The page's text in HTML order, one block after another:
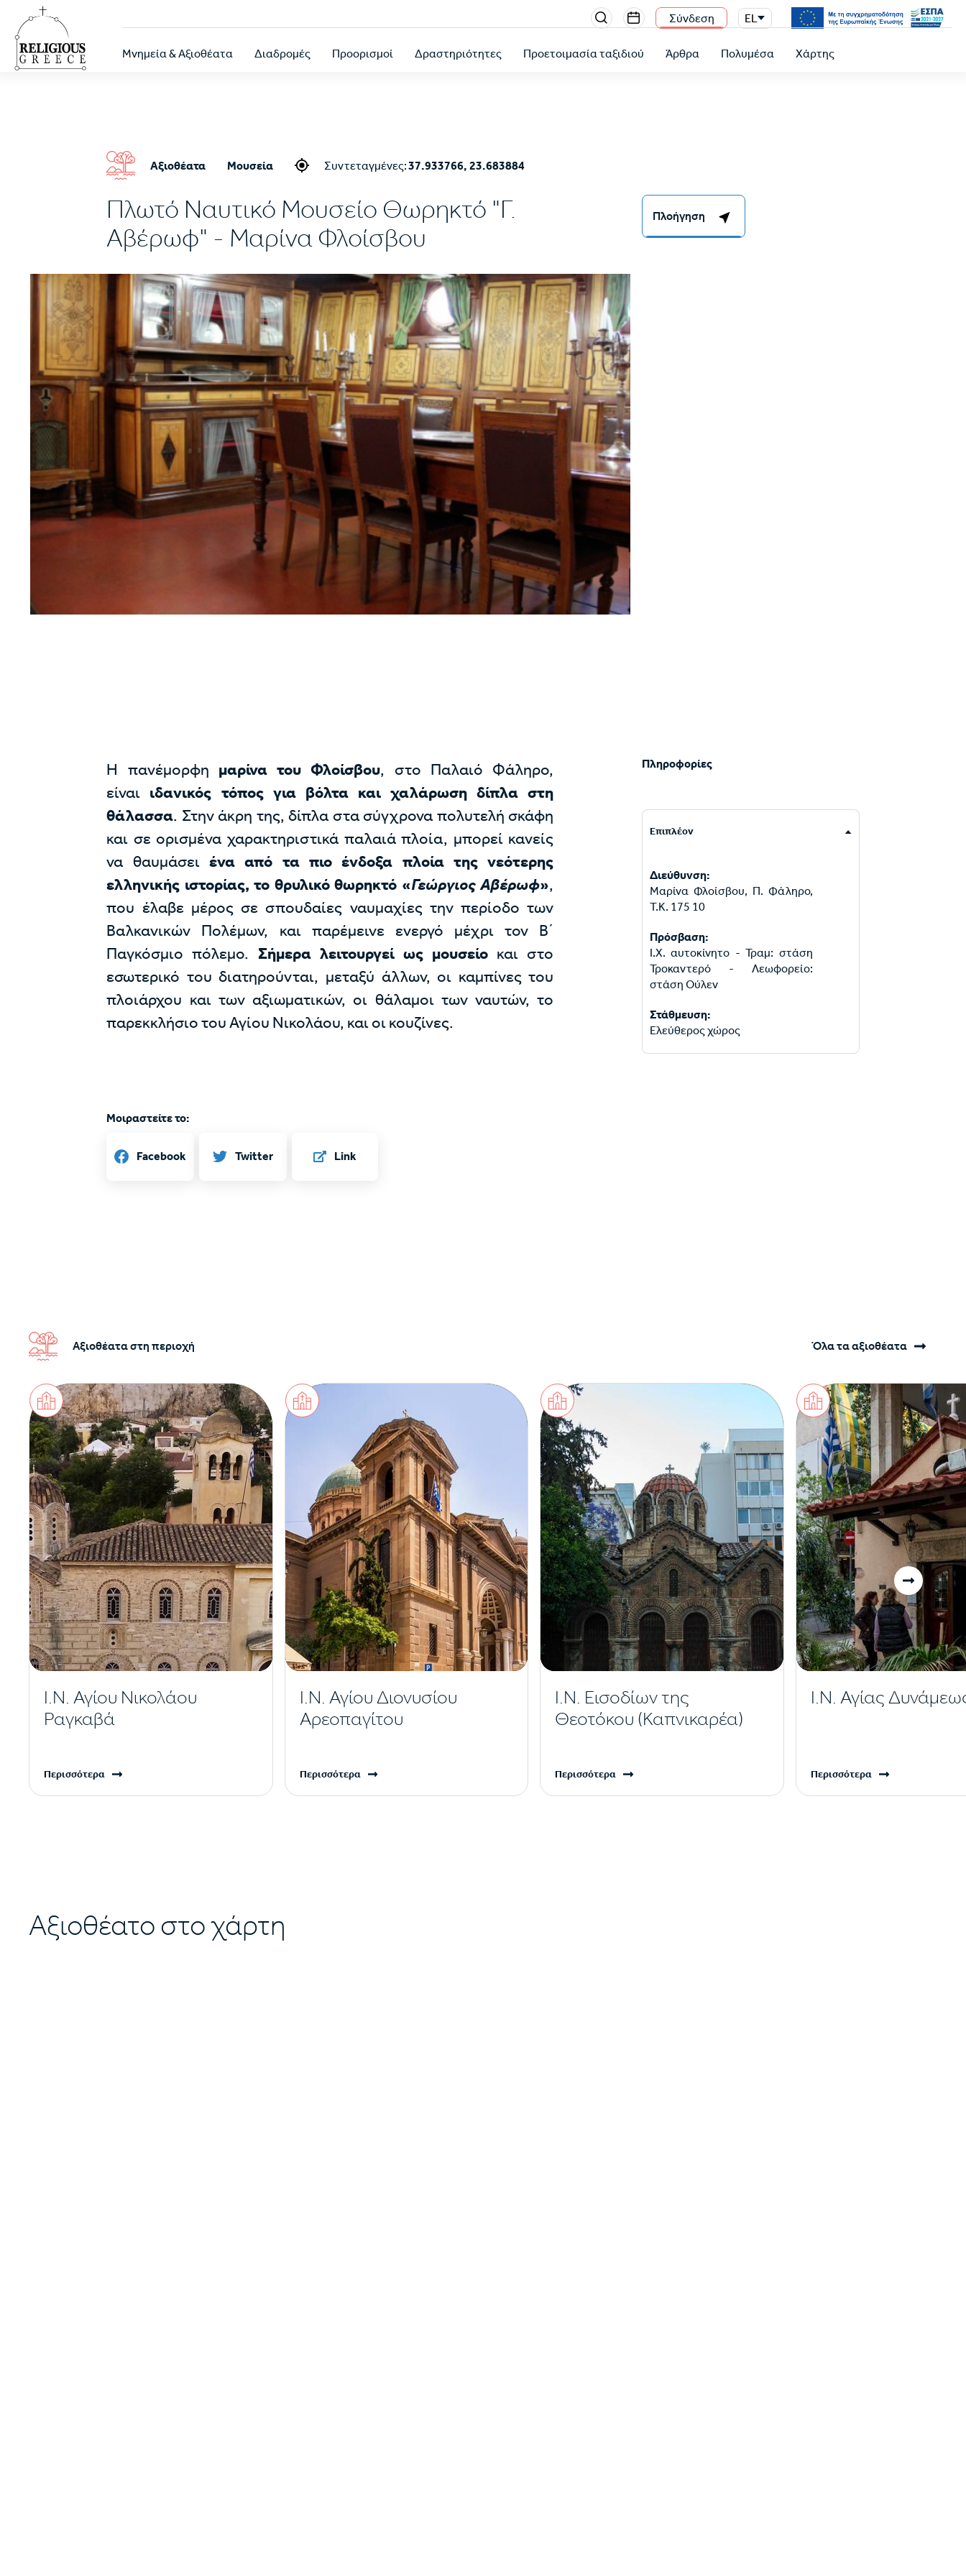
Παράκαμψη
προς
κυρίως
περιεχόμενο
Menu
right
Σύνδεση EL
Κεντρική
πλοήγηση
Μνημεία & Αξιοθέατα Διαδρομές Προορισμοί Δραστηριότητες Προετοιμασία ταξιδιού Άρθρα Πολυμέσα Χάρτης
Αξιοθέατα Μουσεία Συντεταγμένες:37.933766, 23.683884
Πλωτό Ναυτικό Μουσείο Θωρηκτό "Γ.
Αβέρωφ" - Μαρίνα Φλοίσβου
Πλοήγηση
Η πανέμορφη μαρίνα του Φλοίσβου, στο Παλαιό Φάληρο,
είναι ιδανικός τόπος για βόλτα και χαλάρωση δίπλα στη
θάλασσα. Στην άκρη της, δίπλα στα σύγχρονα πολυτελή σκάφη
και σε ορισμένα χαρακτηριστικά παλαιά πλοία, μπορεί κανείς
να θαυμάσει ένα από τα πιο ένδοξα πλοία της νεότερης
ελληνικής ιστορίας, το θρυλικό θωρηκτό «Γεώργιος Αβέρωφ»,
που έλαβε μέρος σε σπουδαίες ναυμαχίες την περίοδο των
Βαλκανικών Πολέμων, και παρέμεινε ενεργό μέχρι τον Β΄
Παγκόσμιο πόλεμο. Σήμερα λειτουργεί ως μουσείο και στο
εσωτερικό του διατηρούνται, μεταξύ άλλων, οι καμπίνες του
πλοιάρχου και των αξιωματικών, οι θάλαμοι των ναυτών, το
παρεκκλήσιο του Αγίου Νικολάου, και οι κουζίνες.
Πληροφορίες
Επιπλέον
Διεύθυνση:
Μαρίνα Φλοίσβου, Π. Φάληρο,
Τ.Κ. 175 10
Πρόσβαση:
Ι.Χ. αυτοκίνητο - Τραμ: στάση
Τροκαντερό - Λεωφορείο:
στάση Ούλεν
Στάθμευση:
Ελεύθερος χώρος
Μοιραστείτε το:
Facebook Twitter Link
Αξιοθέατα στη περιοχή Όλα τα αξιοθέατα
Ι.Ν. Αγίου Νικολάου
Ραγκαβά
Περισσότερα
Ι.Ν. Αγίου Διονυσίου
Αρεοπαγίτου
Περισσότερα
Ι.Ν. Εισοδίων της
Θεοτόκου (Καπνικαρέα)
Περισσότερα
Ι.Ν. Αγίας
Περισσότερα
Αξιοθέατο στο χάρτη